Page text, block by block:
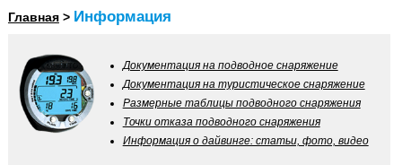
Главная> Информация
Документация на подводное снаряжение
Документация на туристическое снаряжение
Размерные таблицы подводного снаряжения
Точки отказа подводного снаряжения
Информация о дайвинге: статьи, фото, видео